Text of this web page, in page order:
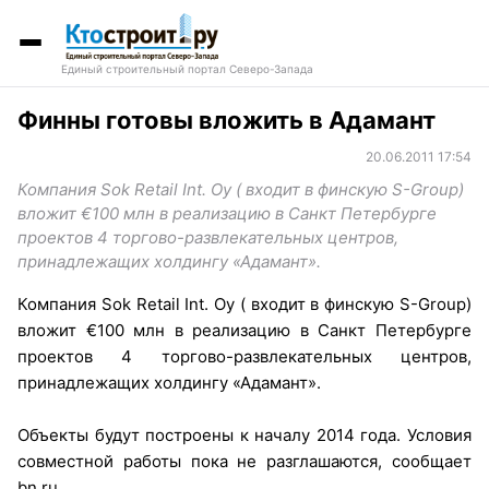
Единый строительный портал Северо-Запада
Финны готовы вложить в Адамант
20.06.2011 17:54
Компания Sok Retail Int. Oy ( входит в финскую S-Group)
вложит €100 млн в реализацию в Санкт Петербурге
проектов 4 торгово-развлекательных центров,
принадлежащих холдингу «Адамант».
Компания Sok Retail Int. Oy ( входит в финскую S-Group)
вложит €100 млн в реализацию в Санкт Петербурге
проектов 4 торгово-развлекательных центров,
принадлежащих холдингу «Адамант».
Объекты будут построены к началу 2014 года. Условия
совместной работы пока не разглашаются, сообщает